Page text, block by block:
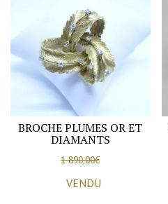
BROCHE PLUMES OR ET
DIAMANTS
1 890,00€
VENDU